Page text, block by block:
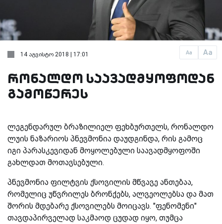
Aa Aa
14 აგვისტო 2018 | 17:01
რონალდო საავადმყოფოდან
გამოწერეს
ლეგენდარულ ბრაზილიელ ფეხბურთელს, რონალდო
ლუის ნაზარიოს პნევმონია დაუდგინდა, რის გამოც
იგი პარასკევიდან მოყოლებული საავადმყოფოში
გახლდათ მოთავსებული.
პნევმონია ფილტვის ქსოვილის მწვავე ანთებაა,
რომელიც უწვრილეს ბრონქებს, ალვეოლებსა და მათ
შორის მდებარე ქსოვილებს მოიცავს. "ფენომენი"
თავდაპირველად საკმაოდ ცუდად იყო, თუმცა